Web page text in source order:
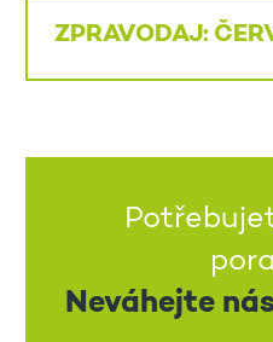
ZPRAVODAJ:
Neváhejte